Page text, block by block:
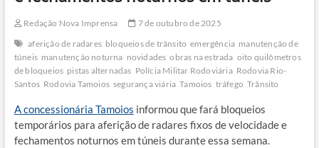
Redação Nova Imprensa
7 de outubro de 2025
aferição de radares bloqueios de trânsito emergência manutenção de
túneis manutenção noturna novidades obras na estrada oito quilômetros
de bloqueios pistas alternadas Polícia Militar Rodoviária Rodovia Rio-
Santos Rodovia Tamoios segurança viária Tamoios tráfego Trânsito
A concessionária Tamoios informou que fará bloqueios
temporários para aferição de radares fixos de velocidade e
fechamentos noturnos em túneis durante essa semana.